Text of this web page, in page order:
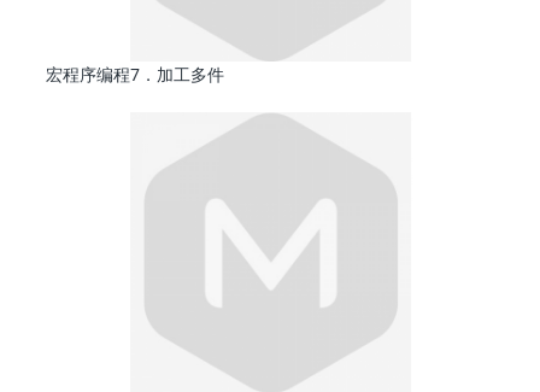
宏程序编程7．加工多件